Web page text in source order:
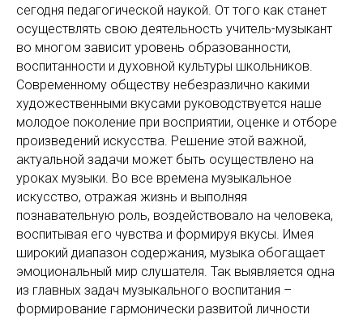
сегодня педагогической наукой. От того как станет
осуществлять свою деятельность учитель-музыкант
во многом зависит уровень образованности,
воспитанности и духовной культуры школьников.
Современному обществу небезразлично какими
художественными вкусами руководствуется наше
молодое поколение при восприятии, оценке и отборе
произведений искусства. Решение этой важной,
актуальной задачи может быть осуществлено на
уроках музыки. Во все времена музыкальное
искусство, отражая жизнь и выполняя
познавательную роль, воздействовало на человека,
воспитывая его чувства и формируя вкусы. Имея
широкий диапазон содержания, музыка обогащает
эмоциональный мир слушателя. Так выявляется одна
из главных задач музыкального воспитания –
формирование гармонически развитой личности